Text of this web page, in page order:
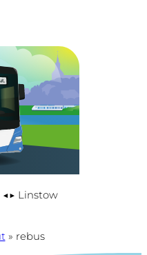
◀▶ Linstow
» rebus